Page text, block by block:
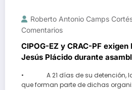
Roberto Antonio Camps
Comentarios
CIPOG-EZ y CRAC-PF
Jesús Plácido durante
• A 21 días de su detención,
que forman parte de dichas